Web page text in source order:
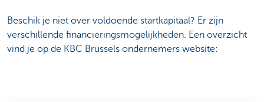
Beschik je niet over voldoende startkapitaal? Er zijn
verschillende financieringsmogelijkheden. Een overzicht
vind je op de KBC Brussels ondernemers website: